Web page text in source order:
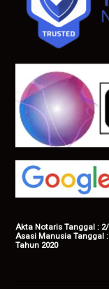
Akta Notaris Tanggal :
Asasi Manusia Tanggal :
Tahun 2020